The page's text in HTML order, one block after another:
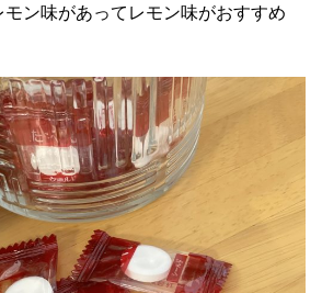
モン味があってレモン味がおすすめ